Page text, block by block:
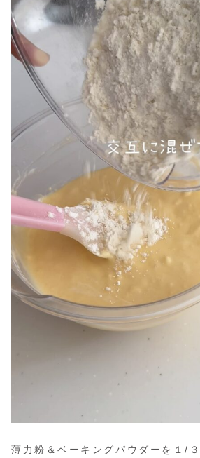
薄力粉＆ベーキングパウダーを１/３